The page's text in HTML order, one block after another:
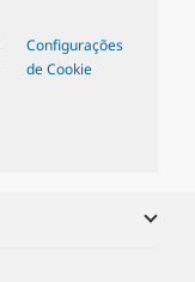
Configurações
de Cookie